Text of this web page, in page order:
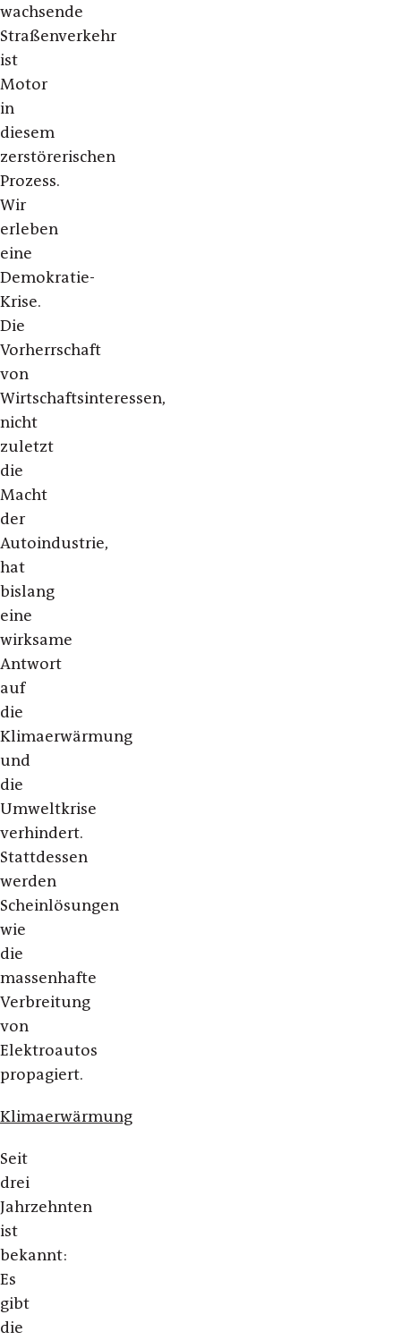
wachsende
Straßenverkehr
ist
Motor
in
diesem
zerstörerischen
Prozess.
Wir
erleben
eine
Demokratie-
Krise.
Die
Vorherrschaft
von
Wirtschaftsinteressen,
nicht
zuletzt
die
Macht
der
Autoindustrie,
hat
bislang
eine
wirksame
Antwort
auf
die
Klimaerwärmung
und
die
Umweltkrise
verhindert.
Stattdessen
werden
Scheinlösungen
wie
die
massenhafte
Verbreitung
von
Elektroautos
propagiert.
Klimaerwärmung
Seit
drei
Jahrzehnten
ist
bekannt:
Es
gibt
die